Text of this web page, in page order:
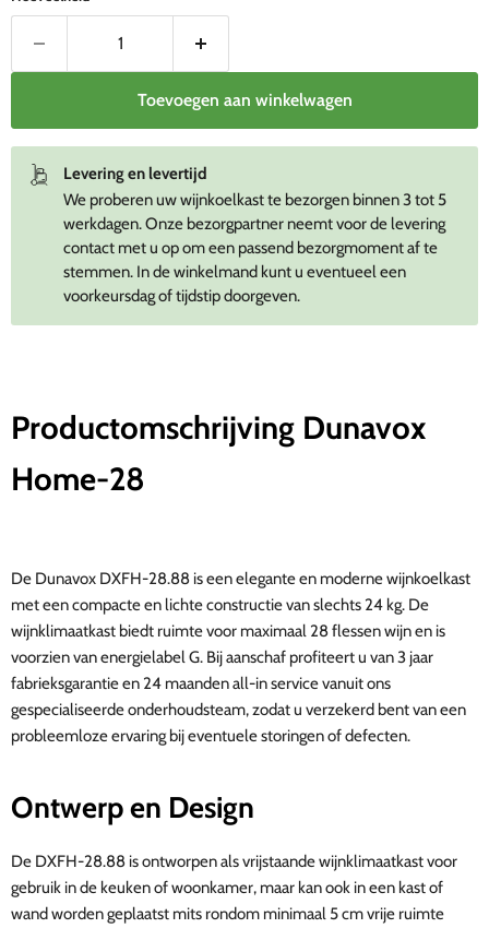
Toevoegen aan winkelwagen
Levering en levertijd
We proberen uw wijnkoelkast te bezorgen binnen 3 tot 5
werkdagen. Onze bezorgpartner neemt voor de levering
contact met u op om een passend bezorgmoment af te
stemmen. In de winkelmand kunt u eventueel een
voorkeursdag of tijdstip doorgeven.
Productomschrijving Dunavox
Home-28
De Dunavox DXFH-28.88 is een elegante en moderne wijnkoelkast
met een compacte en lichte constructie van slechts 24 kg. De
wijnklimaatkast biedt ruimte voor maximaal 28 flessen wijn en is
voorzien van energielabel G. Bij aanschaf profiteert u van 3 jaar
fabrieksgarantie en 24 maanden all-in service vanuit ons
gespecialiseerde onderhoudsteam, zodat u verzekerd bent van een
probleemloze ervaring bij eventuele storingen of defecten.
Ontwerp en Design
De DXFH-28.88 is ontworpen als vrijstaande wijnklimaatkast voor
gebruik in de keuken of woonkamer, maar kan ook in een kast of
wand worden geplaatst mits rondom minimaal 5 cm vrije ruimte